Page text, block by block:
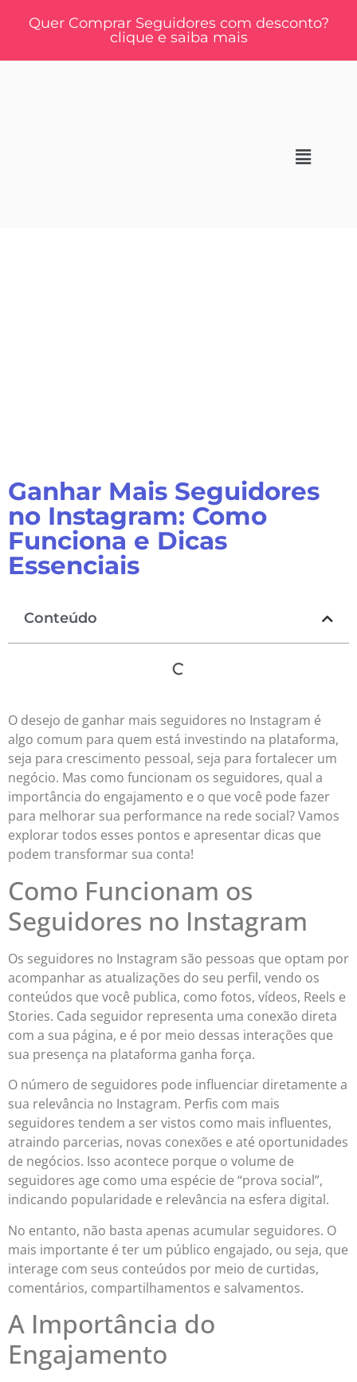
Quer Comprar Seguidores com desconto?
clique e saiba mais
Ganhar Mais Seguidores
no Instagram: Como
Funciona e Dicas
Essenciais
Conteúdo
O desejo de ganhar mais seguidores no Instagram é
algo comum para quem está investindo na plataforma,
seja para crescimento pessoal, seja para fortalecer um
negócio. Mas como funcionam os seguidores, qual a
importância do engajamento e o que você pode fazer
para melhorar sua performance na rede social? Vamos
explorar todos esses pontos e apresentar dicas que
podem transformar sua conta!
Como Funcionam os
Seguidores no Instagram
Os seguidores no Instagram são pessoas que optam por
acompanhar as atualizações do seu perfil, vendo os
conteúdos que você publica, como fotos, vídeos, Reels e
Stories. Cada seguidor representa uma conexão direta
com a sua página, e é por meio dessas interações que
sua presença na plataforma ganha força.
O número de seguidores pode influenciar diretamente a
sua relevância no Instagram. Perfis com mais
seguidores tendem a ser vistos como mais influentes,
atraindo parcerias, novas conexões e até oportunidades
de negócios. Isso acontece porque o volume de
seguidores age como uma espécie de “prova social”,
indicando popularidade e relevância na esfera digital.
No entanto, não basta apenas acumular seguidores. O
mais importante é ter um público engajado, ou seja, que
interage com seus conteúdos por meio de curtidas,
comentários, compartilhamentos e salvamentos.
A Importância do
Engajamento